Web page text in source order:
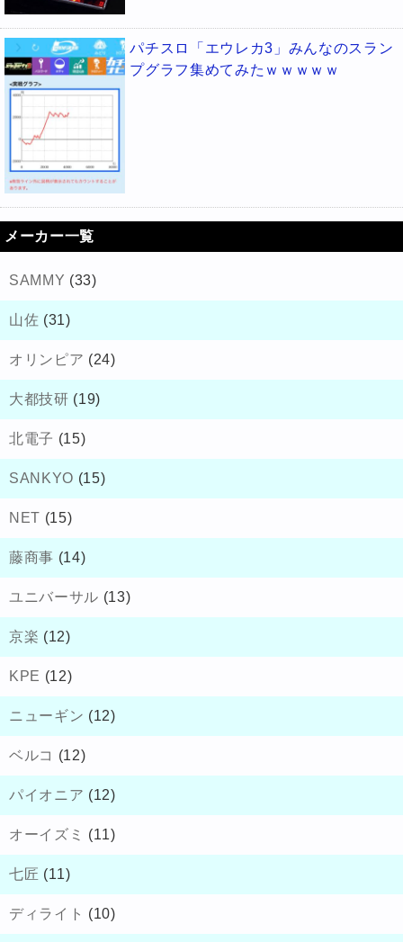
パチスロ「エウレカ3」みんなのスラン
プグラフ集めてみたｗｗｗｗｗ
メーカー一覧
SAMMY (33)
山佐 (31)
オリンピア (24)
大都技研 (19)
北電子 (15)
SANKYO (15)
NET (15)
藤商事 (14)
ユニバーサル (13)
京楽 (12)
KPE (12)
ニューギン (12)
ベルコ (12)
パイオニア (12)
オーイズミ (11)
七匠 (11)
ディライト (10)